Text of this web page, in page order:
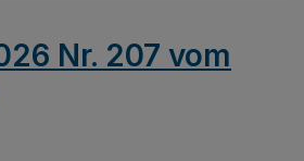
Nr. 207 vom